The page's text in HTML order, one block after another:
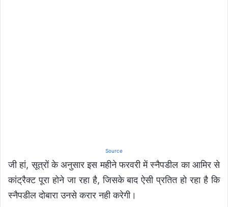
Source
जी हां, सूत्रों के अनुसार इस महीने फरवरी में स्नैपडील का आमिर से
कांट्रैक्ट पूरा होने जा रहा है, जिसके बाद ऐसी प्रतित हो रहा है कि
स्नैपडील दोबारा उनसे करार नही करेगी।